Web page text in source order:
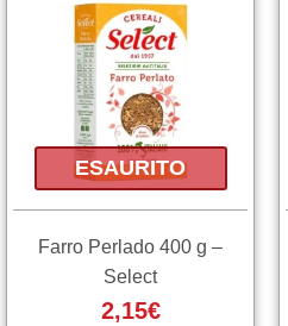
ESAURITO
Farro Perlado 400 g –
Select
2,15€